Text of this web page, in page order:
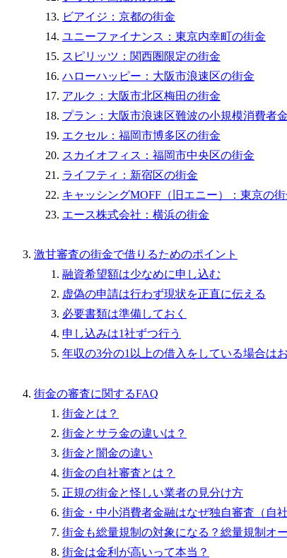
ビアイジ：京都の街金
ユニーファイナンス：東京内幸町の街金
スピリッツ：関西圏限定の街金
ハローハッピー：大阪市浪速区の街金
アルク：大阪市北区梅田の街金
プラン：大阪市浪速区難波の小規模消費者
エクセル：福岡市博多区の街金
スカイオフィス：福岡市中央区の街金
ライフティ：新宿区の街金
キャッシングMOFF（旧エニー）：東京の街
エース株式会社：横浜の街金
激甘審査の街金で借りるためのポイント
融資希望額は少なめに申し込む
虚偽の申請は行わず現状を正直に伝える
必要書類は準備しておく
申し込みは1社ずつ行う
年収の3分の1以上の借入をしている場合は
街金の審査に関するFAQ
街金とは？
街金とサラ金の違いは？
街金と闇金の違い
街金の自社審査とは？
正規の街金と怪しい業者の見分け方
街金・中小消費者金融はなぜ独自審査（自
街金も総量規制の対象になる？総量規制オ
街金は金利が高いって本当？